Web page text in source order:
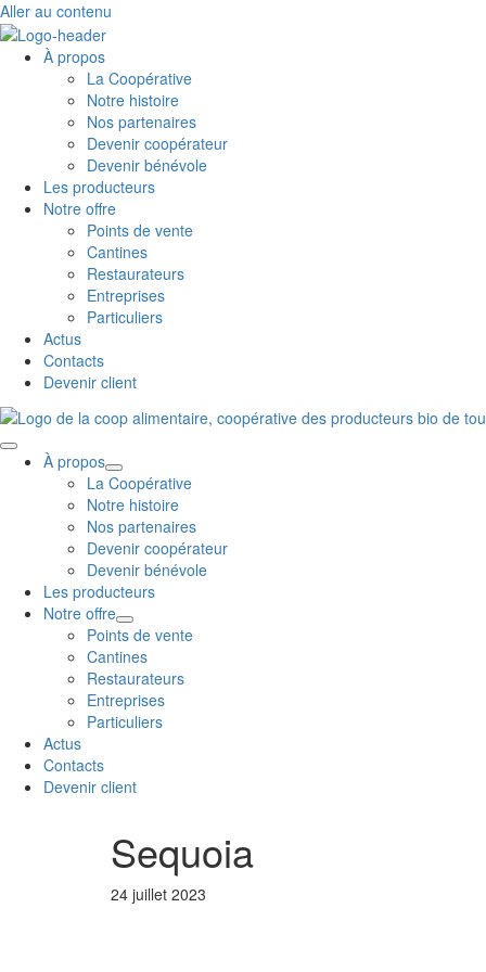
Aller au contenu
À propos
La Coopérative
Notre histoire
Nos partenaires
Devenir coopérateur
Devenir bénévole
Les producteurs
Notre offre
Points de vente
Cantines
Restaurateurs
Entreprises
Particuliers
Actus
Contacts
Devenir client
À propos
La Coopérative
Notre histoire
Nos partenaires
Devenir coopérateur
Devenir bénévole
Les producteurs
Notre offre
Points de vente
Cantines
Restaurateurs
Entreprises
Particuliers
Actus
Contacts
Devenir client
Sequoia
24 juillet 2023